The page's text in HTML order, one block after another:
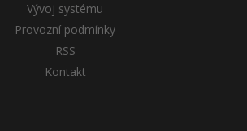
Vývoj systému
Provozní podmínky
RSS
Kontakt